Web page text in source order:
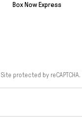
Box Now Express
Site protected by reCAPTCHA.